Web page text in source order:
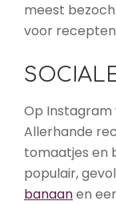
meest
voor
Op Instagram
Allerhande
tomaatjes en
populair,
banaanen